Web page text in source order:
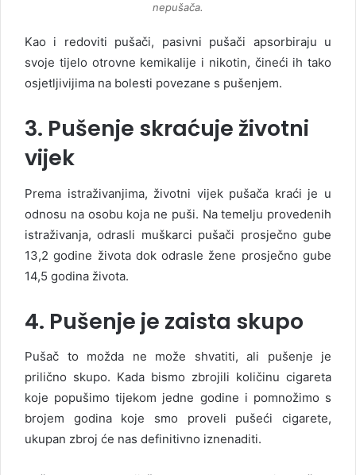
nepušača.
Kao i redoviti pušači, pasivni pušači apsorbiraju u
svoje tijelo otrovne kemikalije i nikotin, čineći ih tako
osjetljivijima na bolesti povezane s pušenjem.
3. Pušenje skraćuje životni
vijek
Prema istraživanjima, životni vijek pušača kraći je u
odnosu na osobu koja ne puši. Na temelju provedenih
istraživanja, odrasli muškarci pušači prosječno gube
13,2 godine života dok odrasle žene prosječno gube
14,5 godina života.
4. Pušenje je zaista skupo
Pušač to možda ne može shvatiti, ali pušenje je
prilično skupo. Kada bismo zbrojili količinu cigareta
koje popušimo tijekom jedne godine i pomnožimo s
brojem godina koje smo proveli pušeći cigarete,
ukupan zbroj će nas definitivno iznenaditi.